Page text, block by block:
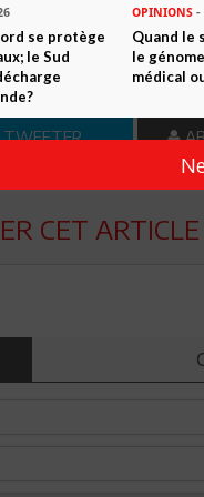
PARTAGEZ-LE
CET ARTICLE
se protège
le Sud
OPINIONS -
Quand le
le
médical